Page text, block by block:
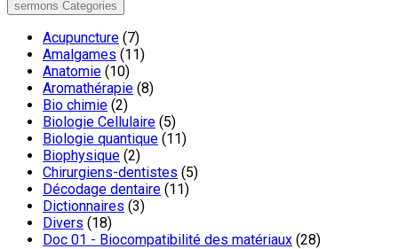
sermons Categories
Acupuncture (7)
Amalgames (11)
Anatomie (10)
Aromathérapie (8)
Bio chimie (2)
Biologie Cellulaire (5)
Biologie quantique (11)
Biophysique (2)
Chirurgiens-dentistes (5)
Décodage dentaire (11)
Dictionnaires (3)
Divers (18)
Doc 01 - Biocompatibilité des matériaux (28)